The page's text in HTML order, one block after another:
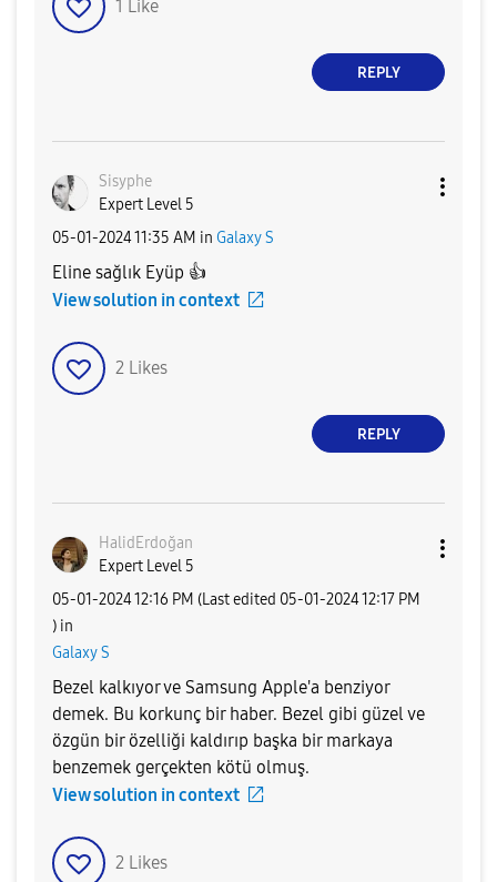
1 Like
REPLY
Sisyphe
Expert Level 5
‎05-01-202411:35 AM in Galaxy S
Eline sağlık Eyüp 👍
View solution in context
2 Likes
REPLY
HalidErdoğan
Expert Level 5
‎05-01-202412:16 PM (Last edited ‎05-01-202412:17 PM
) in
Galaxy S
Bezel kalkıyor ve Samsung Apple'a benziyor
demek. Bu korkunç bir haber. Bezel gibi güzel ve
özgün bir özelliği kaldırıp başka bir markaya
benzemek gerçekten kötü olmuş.
View solution in context
2 Likes